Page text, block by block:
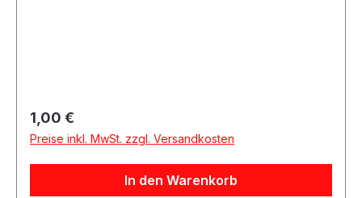
Regulärer Preis:
1,00 €
Preise inkl. MwSt. zzgl. Versandkosten
In den Warenkorb